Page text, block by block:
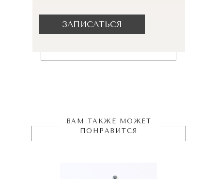
ЗАПИСАТЬСЯ
ВАМ ТАКЖЕ МОЖЕТ
ПОНРАВИТСЯ